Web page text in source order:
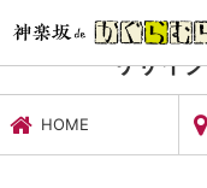
ショッピング
リサイ
HOME